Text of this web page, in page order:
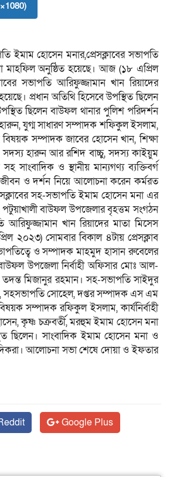
ইমাম হোসেন মনার,প্রেসক্লাবের সভাপতি
মাহফিল অনুষ্ঠিত হয়েছে। আজ (১৮ এপ্রিল
সভাপতি আরিফুজ্জামান খান রিয়াদের
প্রধান অতিথি হিসেবে উপস্থিত ছিলেন
ছিলেন বাউফল থানার পুলিশ পরিদর্শন
যুগ্ম সাধারণ সম্পাদক শফিকুল ইসলাম,
সম্পাদক জাবের হোসেন খান, শিক্ষা
সদস্য হারুন আর রশিদ বাচ্চু, সদস্য কাইয়ুম
ও স্থানীয় মান্যগণ্য ব্যক্তিবর্গ
জীবন ও দর্শন নিয়ে আলোচনা করেন কর্মরত
সহ-সভাপতি ইমাম হোসেন মনা এর
পটুয়াখালী বাউফল উপজেলার বৃহত্তম সংগঠন
খান রিয়াদের মাতা মিসেস
২০২৩) সোমবার বিকাল ৪টায় প্রেসক্লাব
ও সম্পাদক মাহমুদ হাসান রুবেলের
উপজেলা নির্বাহী অফিসার মোঃ আল-
মিজানুর রহমান। সহ-সভাপতি সাইদুর
সহসভাপতি সোহেল, দপ্তর সম্পাদক এস এম
সম্পাদক রফিকুল ইসলাম, কার্যনির্বাহী
কৃষ্ণ চক্রবর্তী, মরহুম ইমাম হোসেন মনা
ছিলেন। সাংবাদিক ইমাম হোসেন মনা ও
আলোচনা সভা শেষে দোয়া ও ইফতার
Google Plus